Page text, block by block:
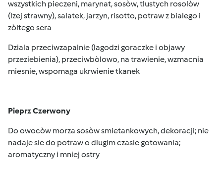
wszystkich pieczeni, marynat, sosòw, tlustych rosolòw
(lzej strawny), salatek, jarzyn, risotto, potraw z bialego i
zòltego sera
Dziala przeciwzapalnie (lagodzi goraczke i objawy
przeziebienia), przeciwbòlowo, na trawienie, wzmacnia
miesnie, wspomaga ukrwienie tkanek
Pieprz Czerwony
Do owocòw morza sosòw smietankowych, dekoracji; nie
nadaje sie do potraw o dlugim czasie gotowania;
aromatyczny i mniej ostry